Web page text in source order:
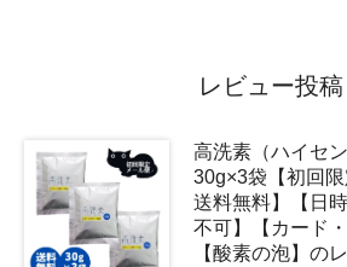
レビュー投稿
高洗素（ハイセ
30g×3袋【初回
送料無料】【日
不可】【カード
【酸素の泡】の